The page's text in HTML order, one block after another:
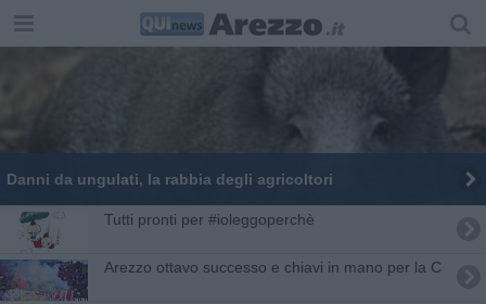
Danni da ungulati, la rabbia degli agricoltori
Tutti pronti per #ioleggoperchè
Arezzo ottavo successo e chiavi in mano per la C